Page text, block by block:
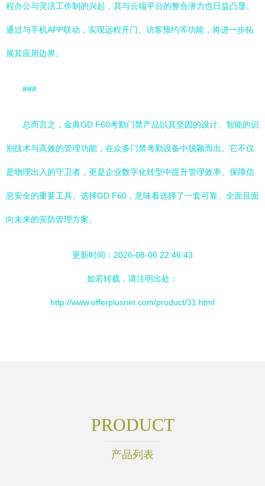
程办公与灵活工作制的兴起，其与云端平台的整合潜力也日益凸显。
通过与手机APP联动，实现远程开门、访客预约等功能，将进一步拓
展其应用边界。
###
总而言之，金典GD F60考勤门禁产品以其坚固的设计、智能的识
别技术与高效的管理功能，在众多门禁考勤设备中脱颖而出。它不仅
是物理出入的守卫者，更是企业数字化转型中提升管理效率、保障信
息安全的重要工具。选择GD F60，意味着选择了一套可靠、全面且面
向未来的安防管理方案。
更新时间：2026-08-06 22:46:43
如若转载，请注明出处：
http://www.offerplusnet.com/product/31.html
PRODUCT
产品列表